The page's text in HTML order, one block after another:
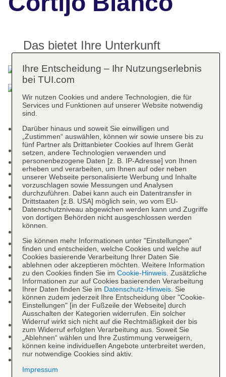
Das bietet Ihre Unterkunft
TUI Gäste aus verschiedenen Ländern
Rezeption, Hotelsafe
Lift
Geldautomat in der Unterkunft
Gartenanlage, Sonnenterrasse
Pools: 5
Pool: Outdoor, Süßwasser, Liegestühle,
Sonnenschirme
Kinderpool
Pool: Outdoor
Pool
Souvenirshop
Arzt
Internet: WLAN/WiFi, im gesamten Hotel
(Anlage): ohne Gebühr
Waschsalon: gegen Gebühr
Zahlungsarten: TUI Card / VISA, MasterCard
Haustiere nicht erlaubt
Parkmöglichkeiten: Parkplatz (nach
Verfügbarkeit), unbewacht: pro Tag ca. 10 EUR
Ihre Entscheidung – Ihr Nutzungserlebnis
bei TUI.com
Wir nutzen Cookies und andere Technologien, die für
Services und Funktionen auf unserer Website notwendig
sind.
Darüber hinaus und soweit Sie einwilligen und
„Zustimmen“ auswählen, können wir sowie unsere bis zu
fünf Partner als Drittanbieter Cookies auf Ihrem Gerät
setzen, andere Technologien verwenden und
personenbezogene Daten [z. B. IP-Adresse] von Ihnen
erheben und verarbeiten, um Ihnen auf oder neben
unserer Webseite personalisierte Werbung und Inhalte
vorzuschlagen sowie Messungen und Analysen
durchzuführen. Dabei kann auch ein Datentransfer in
Drittstaaten [z.B. USA] möglich sein, wo vom EU-
Datenschutzniveau abgewichen werden kann und Zugriffe
von dortigen Behörden nicht ausgeschlossen werden
können.
Sie können mehr Informationen unter "Einstellungen"
finden und entscheiden, welche Cookies und welche auf
Cookies basierende Verarbeitung Ihrer Daten Sie
ablehnen oder akzeptieren möchten. Weitere Information
zu den Cookies finden Sie im Cookie-Hinweis. Zusätzliche
Informationen zur auf Cookies basierenden Verarbeitung
Ihrer Daten finden Sie im Datenschutz-Hinweis. Sie
können zudem jederzeit Ihre Entscheidung über "Cookie-
Einstellungen" [in der Fußzeile der Webseite] durch
Ausschalten der Kategorien widerrufen. Ein solcher
Widerruf wirkt sich nicht auf die Rechtmäßigkeit der bis
zum Widerruf erfolgten Verarbeitung aus. Soweit Sie
„Ablehnen“ wählen und Ihre Zustimmung verweigern,
können keine individuellen Angebote unterbreitet werden,
nur notwendige Cookies sind aktiv.
Impressum